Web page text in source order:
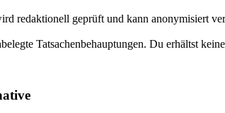
redaktionell geprüft und kann anonymisiert
Tatsachenbehauptungen. Du erhältst